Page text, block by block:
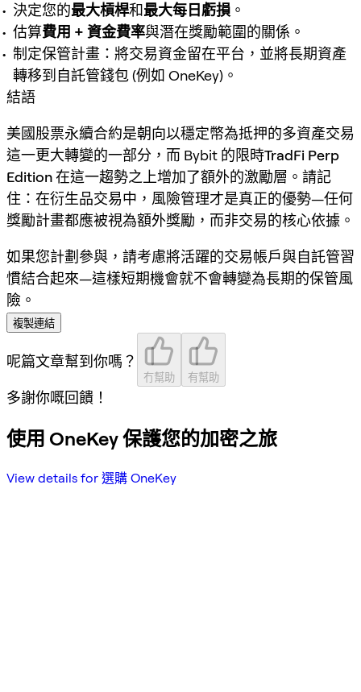
決定您的最大槓桿和最大每日虧損 。
估算費用 + 資金費率與潛在獎勵範圍的關係。
制定保管計畫：將交易資金留在平台，並將長期資產
轉移到自託管錢包 (例如 OneKey)。
結語
美國股票永續合約是朝向以穩定幣為抵押的多資產交易
這一更大轉變的一部分，而 Bybit 的限時TradFi Perp
Edition在這一趨勢之上增加了額外的激勵層。請記
住：在衍生品交易中， 風險管理才是真正的優勢—任何
獎勵計畫都應被視為額外獎勵，而非交易的核心依據。
如果您計劃參與，請考慮將活躍的交易帳戶與自託管習
慣結合起來—這樣短期機會就不會轉變為長期的保管風
險。
複製連結
呢篇文章幫到你嗎？
冇幫助 有幫助
多謝你嘅回饋！
使用 OneKey 保護您的加密之旅
View details for 選購 OneKey